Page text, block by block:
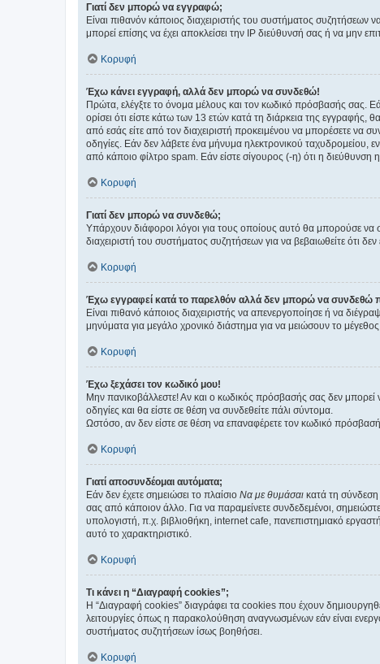
Γιατί δεν μπορώ να εγγραφώ;
Είναι πιθανόν κάποιος διαχειριστής του συστήματος συζητήσεων
μπορεί επίσης να έχει αποκλείσει την IP διεύθυνσή σας ή να μην
Κορυφή
Έχω κάνει εγγραφή, αλλά δεν μπορώ να συνδεθώ!
Πρώτα, ελέγξτε το όνομα μέλους και τον κωδικό πρόσβασής σας.
ορίσει ότι είστε κάτω των 13 ετών κατά τη διάρκεια της εγγραφής,
από εσάς είτε από τον διαχειριστή προκειμένου να μπορέσετε να
οδηγίες. Εάν δεν λάβετε ένα μήνυμα ηλεκτρονικού ταχυδρομείου,
από κάποιο φίλτρο spam. Εάν είστε σίγουρος (-η) ότι η διεύθυνση
Κορυφή
Γιατί δεν μπορώ να συνδεθώ;
Υπάρχουν διάφοροι λόγοι για τους οποίους αυτό θα μπορούσε να
διαχειριστή του συστήματος συζητήσεων για να βεβαιωθείτε ότι
Κορυφή
Έχω εγγραφεί κατά το παρελθόν αλλά δεν μπορώ να συνδεθώ
Είναι πιθανό κάποιος διαχειριστής να απενεργοποίησε ή να
μηνύματα για μεγάλο χρονικό διάστημα για να μειώσουν το
Κορυφή
Έχω ξεχάσει τον κωδικό μου!
Μην πανικοβάλλεστε! Αν και ο κωδικός πρόσβασής σας δεν μπορεί
οδηγίες και θα είστε σε θέση να συνδεθείτε πάλι σύντομα.
Ωστόσο, αν δεν είστε σε θέση να επαναφέρετε τον κωδικό
Κορυφή
Γιατί αποσυνδέομαι αυτόματα;
Εάν δεν έχετε σημειώσει το πλαίσιο Να με θυμάσαι κατά τη
σας από κάποιον άλλο. Για να παραμείνετε συνδεδεμένοι,
υπολογιστή, π.χ. βιβλιοθήκη, internet cafe, πανεπιστημιακό
αυτό το χαρακτηριστικό.
Κορυφή
Τι κάνει η “Διαγραφή cookies”;
Η “Διαγραφή cookies” διαγράφει τα cookies που έχουν
λειτουργίες όπως η παρακολούθηση αναγνωσμένων εάν είναι
συστήματος συζητήσεων ίσως βοηθήσει.
Κορυφή